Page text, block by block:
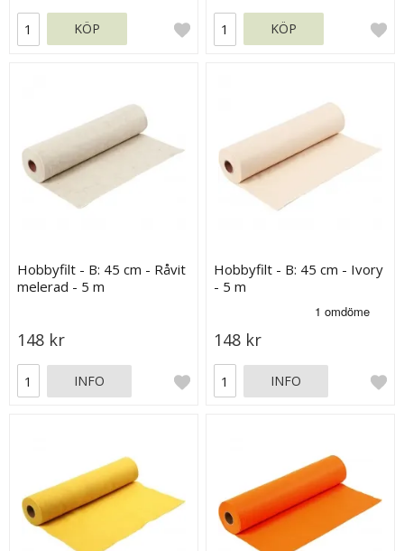
KÖP KÖP
Hobbyfilt - B: 45 cm - Råvit
melerad - 5 m
148 kr
INFO
Hobbyfilt - B: 45 cm - Ivory
- 5 m
148 kr
INFO